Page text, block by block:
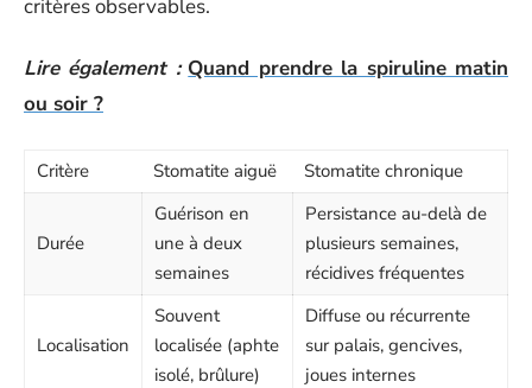
critères observables.
Lire également : Quand prendre la spiruline matin
ou soir ?
Critère Stomatite aiguë Stomatite chronique
Durée
Guérison en
une à deux
semaines
Persistance au-delà de
plusieurs semaines,
récidives fréquentes
Localisation
Souvent
localisée (aphte
isolé, brûlure)
Diffuse ou récurrente
sur palais, gencives,
joues internes